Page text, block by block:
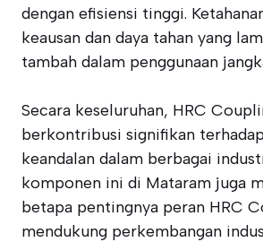
dengan efisiensi tinggi.
keausan dan daya tahan yang
tambah dalam penggunaan
Secara keseluruhan, HRC
berkontribusi signifikan
keandalan dalam berbagai
komponen ini di Mataram juga
betapa pentingnya peran HRC
mendukung perkembangan